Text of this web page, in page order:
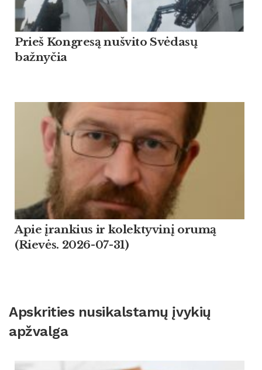
Prieš Kongresą nušvito Svėdasų
bažnyčia
Apie įrankius ir kolektyvinį orumą
(Rievės. 2026-07-31)
Apskrities nusikalstamų įvykių
apžvalga